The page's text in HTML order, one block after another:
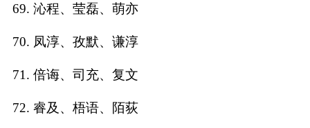
69. 沁程、莹磊、萌亦
70. 凤淳、孜默、谦淳
71. 倍诲、司充、复文
72. 睿及、梧语、陌荻